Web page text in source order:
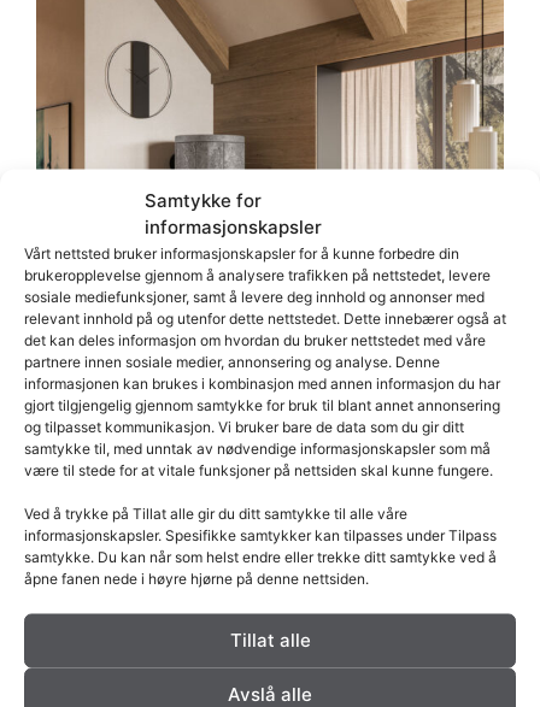
Samtykke for
informasjonskapsler
Vårt nettsted bruker informasjonskapsler for å kunne forbedre din
brukeropplevelse gjennom å analysere trafikken på nettstedet, levere
sosiale mediefunksjoner, samt å levere deg innhold og annonser med
relevant innhold på og utenfor dette nettstedet. Dette innebærer også at
det kan deles informasjon om hvordan du bruker nettstedet med våre
partnere innen sosiale medier, annonsering og analyse. Denne
informasjonen kan brukes i kombinasjon med annen informasjon du har
gjort tilgjengelig gjennom samtykke for bruk til blant annet annonsering
og tilpasset kommunikasjon. Vi bruker bare de data som du gir ditt
samtykke til, med unntak av nødvendige informasjonskapsler som må
være til stede for at vitale funksjoner på nettsiden skal kunne fungere.
Ved å trykke på Tillat alle gir du ditt samtykke til alle våre
informasjonskapsler. Spesifikke samtykker kan tilpasses under Tilpass
samtykke. Du kan når som helst endre eller trekke ditt samtykke ved å
åpne fanen nede i høyre hjørne på denne nettsiden.
Tillat alle
Avslå alle
4.Design, materiale og levetid
En ovn er ikke et impulskjøp. Den blir en del av
hjemmet ditt i flere tiår, og den vil prege rommet
den står i, visuelt og funksjonelt.